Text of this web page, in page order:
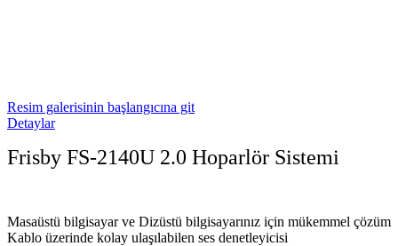
Resim galerisinin başlangıcına git
Detaylar
Frisby FS-2140U 2.0 Hoparlör Sistemi
Masaüstü bilgisayar ve Dizüstü bilgisayarınız için mükemmel çözüm
Kablo üzerinde kolay ulaşılabilen ses denetleyicisi